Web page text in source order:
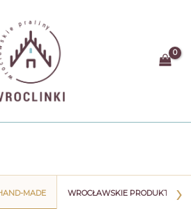
MADE WROCŁAWSKIE PRODUKTY ›